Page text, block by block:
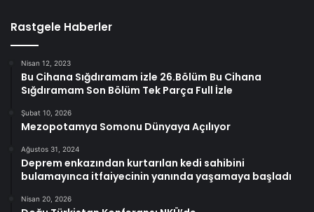
Rastgele Haberler
Nisan 12, 2023
Bu Cihana Sığdıramam izle 26.Bölüm Bu Cihana
Sığdıramam Son Bölüm Tek Parça Full İzle
Şubat 10, 2026
Mezopotamya Somonu Dünyaya Açılıyor
Ağustos 31, 2024
Deprem enkazından kurtarılan kedi sahibini
bulamayınca itfaiyecinin yanında yaşamaya başladı
Nisan 20, 2026